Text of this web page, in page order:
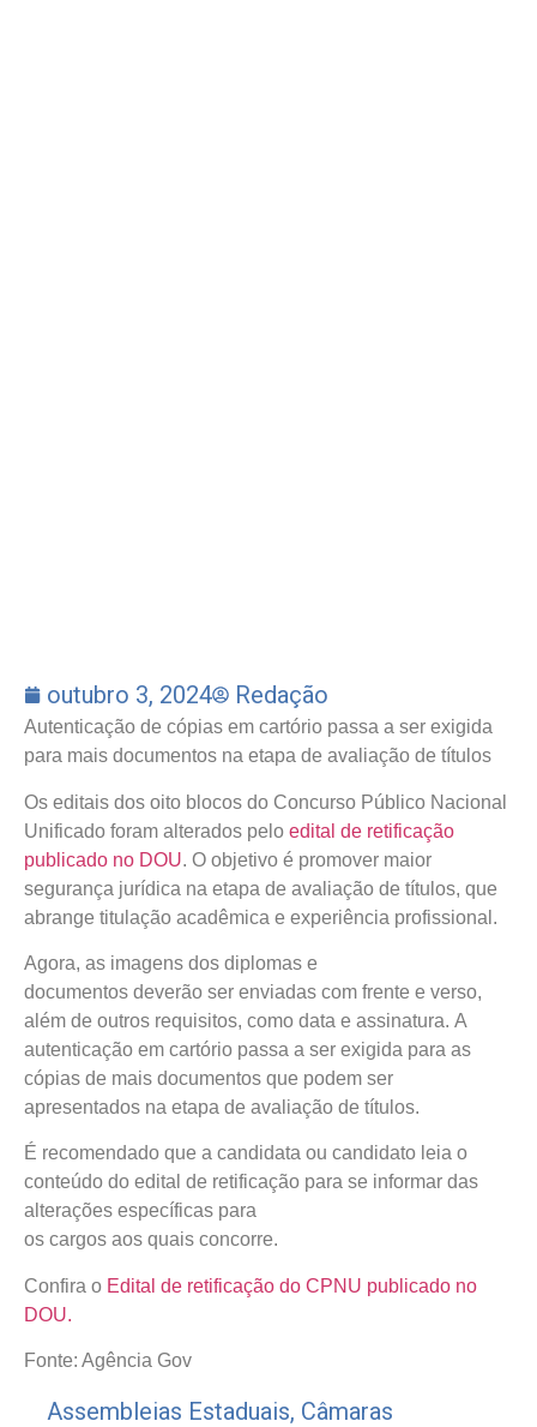
outubro 3, 2024 Redação
Autenticação de cópias em cartório passa a ser exigida
para mais documentos na etapa de avaliação de títulos
Os editais dos oito blocos do Concurso Público Nacional
Unificado foram alterados pelo edital de retificação
publicado no DOU. O objetivo é promover maior
segurança jurídica na etapa de avaliação de títulos, que
abrange titulação acadêmica e experiência profissional.
Agora, as imagens dos diplomas e
documentos deverão ser enviadas com frente e verso,
além de outros requisitos, como data e assinatura. A
autenticação em cartório passa a ser exigida para as
cópias de mais documentos que podem ser
apresentados na etapa de avaliação de títulos.
É recomendado que a candidata ou candidato leia o
conteúdo do edital de retificação para se informar das
alterações específicas para
os cargos aos quais concorre.
Confira o Edital de retificação do CPNU publicado no
DOU.
Fonte: Agência Gov
Assembleias Estaduais, Câmaras